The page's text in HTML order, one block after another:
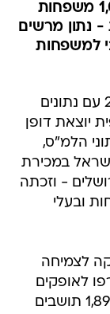
סיכום שנתי מגלה כי למעלה מ-1,000 משפחות
נתון מרשים
למשפחות
עיריית אופקים מסכמת את שנת 2024 עם נתונים
יוצאת דופן
הלמ"ס,
במכירת
- וזכתה
ובעלי
לצמיחה
בשנת 2024 הצטרפו לאופקים
1,091 משפחות חדשות, המונות יחד 1,894 תושבים